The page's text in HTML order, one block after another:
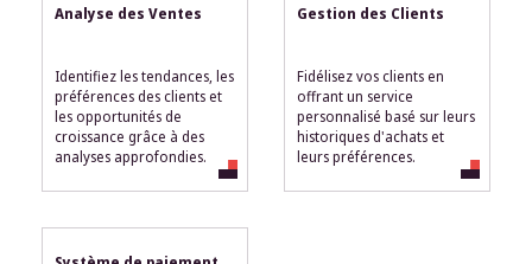
Analyse des Ventes
Identifiez les tendances, les
préférences des clients et
les opportunités de
croissance grâce à des
analyses approfondies.
Gestion des Clients
Fidélisez vos clients en
offrant un service
personnalisé basé sur leurs
historiques d'achats et
leurs préférences.